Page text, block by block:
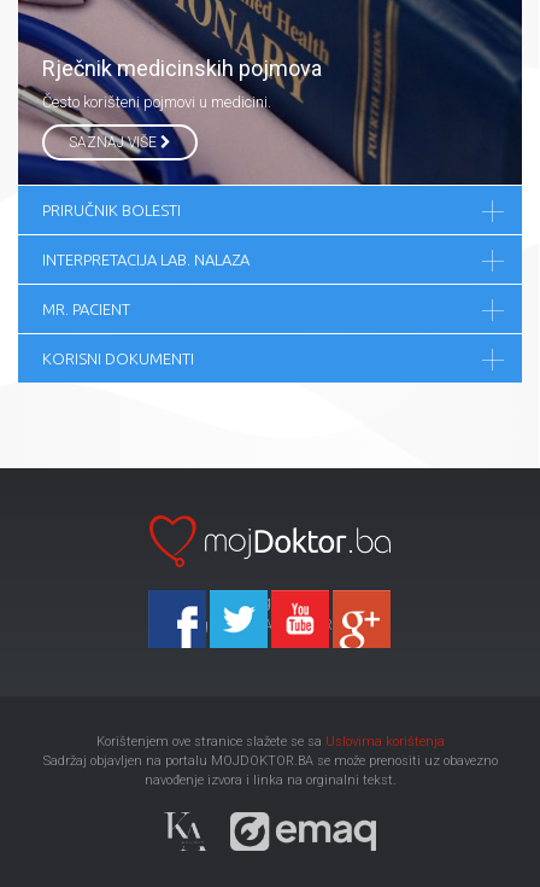
Rječnik medicinskih pojmova
Često korišteni pojmovi u medicini.
SAZNAJ VIŠE
PRIRUČNIK BOLESTI
INTERPRETACIJA LAB. NALAZA
MR. PACIENT
KORISNI DOKUMENTI
Ka-Agencija
Copyright 2026 All Right Reserved
Korištenjem ove stranice slažete se sa Uslovima korištenja
Sadržaj objavljen na portalu MOJDOKTOR.BA se može prenositi uz obavezno
navođenje izvora i linka na orginalni tekst.